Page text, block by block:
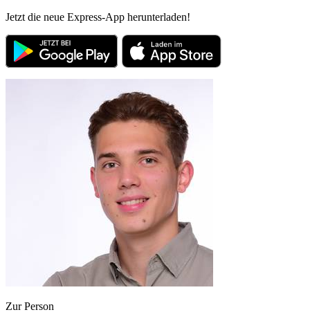
Jetzt die neue Express-App herunterladen!
Zur Person